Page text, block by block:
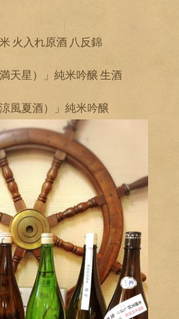
火入れ原酒 八反錦
天星）」純米吟醸 生酒
風夏酒）」純米吟醸